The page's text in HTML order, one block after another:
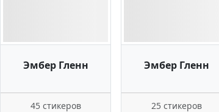
Эмбер Гленн
45 стикеров
Эмбер Гленн
25 стикеров